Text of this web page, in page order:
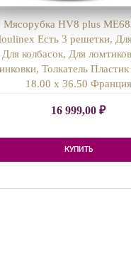
Мясорубка HV8 plus
Есть 3 решетки,
Для колбасок, Для
Толкатель
18.00 x 36.50 Франция
16 999,00₽
КУПИТЬ